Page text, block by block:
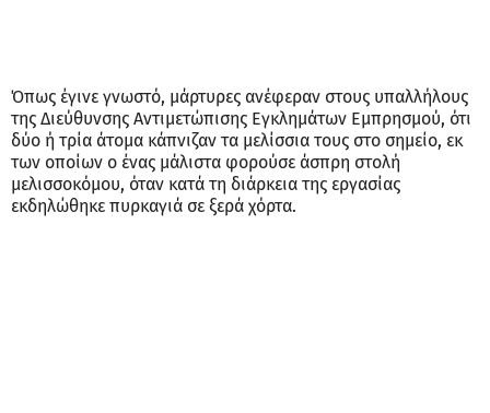
Όπως έγινε γνωστό, μάρτυρες ανέφεραν στους υπαλλήλους
της Διεύθυνσης Αντιμετώπισης Εγκλημάτων Εμπρησμού, ότι
δύο ή τρία άτομα κάπνιζαν τα μελίσσια τους στο σημείο, εκ
των οποίων ο ένας μάλιστα φορούσε άσπρη στολή
μελισσοκόμου, όταν κατά τη διάρκεια της εργασίας
εκδηλώθηκε πυρκαγιά σε ξερά χόρτα.